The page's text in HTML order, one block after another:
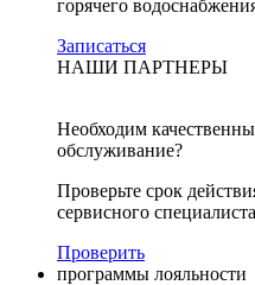
горячего
Записаться
НАШИ ПАРТНЕРЫ
Необходим
обслуживание?
Проверьте срок
сервисного специалиста
Проверить
программы лояльности